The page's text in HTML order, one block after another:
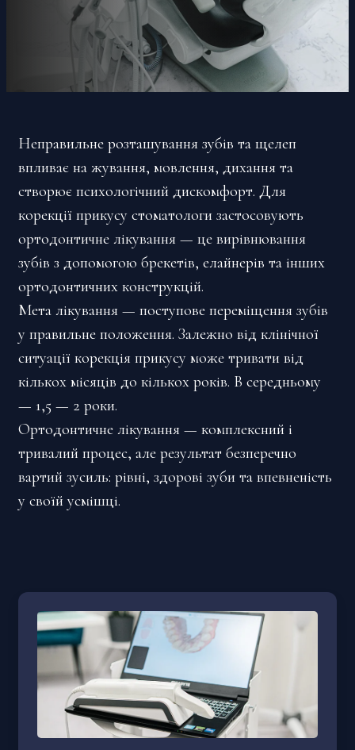
Неправильне розташування зубів та щелеп
впливає на жування, мовлення, дихання та
створює психологічний дискомфорт. Для
корекції прикусу стоматологи застосовують
ортодонтичне лікування — це вирівнювання
зубів з допомогою брекетів, елайнерів та інших
ортодонтичних конструкцій.
Мета лікування — поступове переміщення зубів
у правильне положення. Залежно від клінічної
ситуації корекція прикусу може тривати від
кількох місяців до кількох років. В середньому
— 1,5 — 2 роки.
Ортодонтичне лікування — комплексний і
тривалий процес, але результат безперечно
вартий зусиль: рівні, здорові зуби та впевненість
у своїй усмішці.